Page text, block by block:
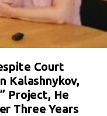
Court
Kalashnykov,
Project, He
Three Years